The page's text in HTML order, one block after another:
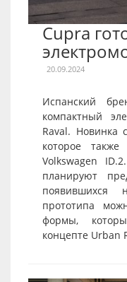
Cupra
20.09.2024
Испанский
компактный
Raval. Новинка
которое
Volkswagen
планируют
появившихся
прототипа
формы,
концепте